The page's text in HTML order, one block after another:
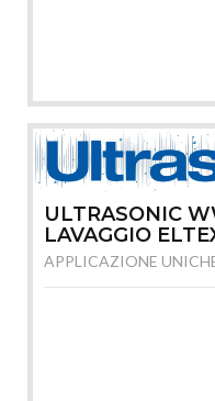
ULTRASONIC
LAVAGGIO
APPLICAZIONE